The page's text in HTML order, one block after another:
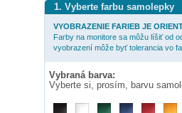
1. Vyberte farbu samolepky
VYOBRAZENIE FARIEB JE
Farby na monitore sa môžu líšiť od
vyobrazení môže byť tolerancia vo
Vybraná barva:
Vyberte si, prosím, barvu